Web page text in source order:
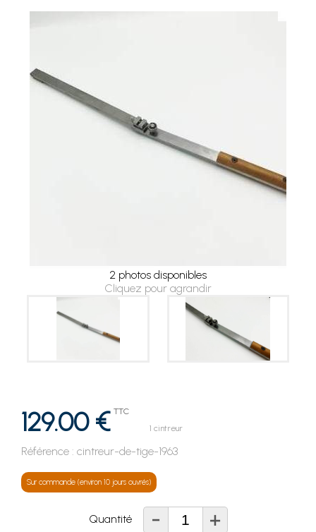
2 photos disponibles
Cliquez pour agrandir
129.00 € TTC
1 cintreur
Référence : cintreur-de-tige-1963
Sur commande (environ 10 jours ouvrés)
Quantité - +